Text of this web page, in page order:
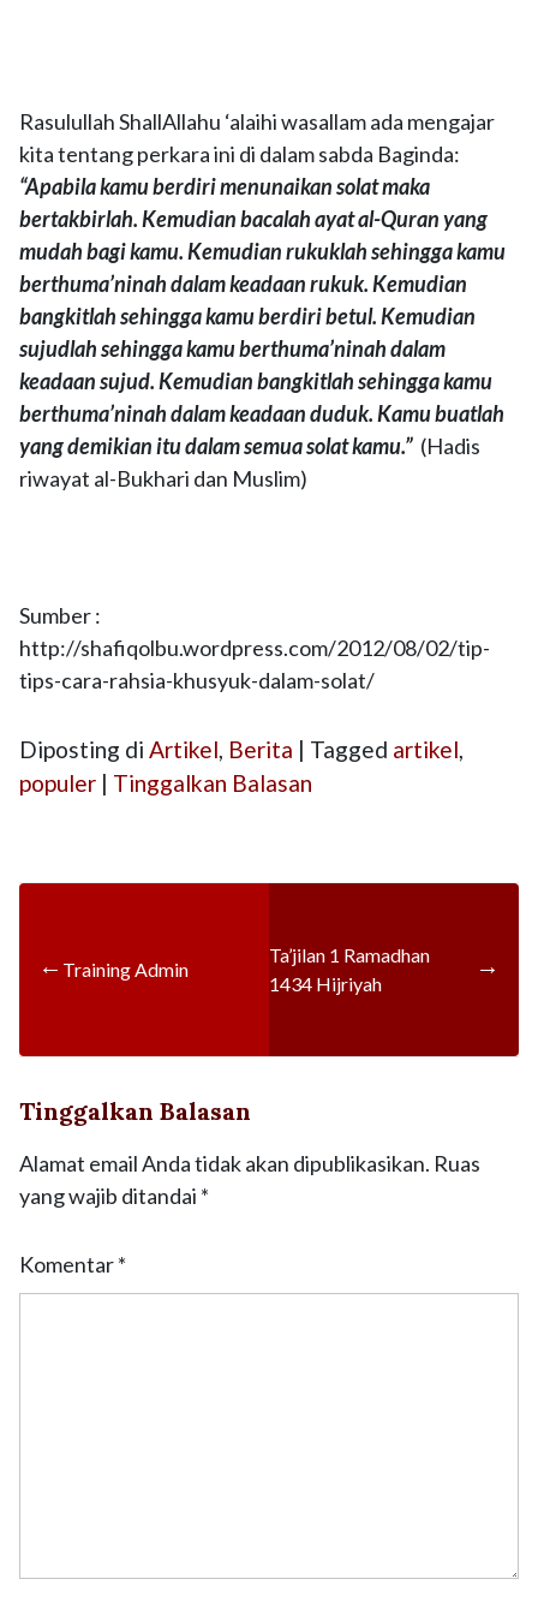
Rasulullah ShallAllahu ‘alaihi wasallam ada mengajar
kita tentang perkara ini di dalam sabda Baginda:
“Apabila kamu berdiri menunaikan solat maka
bertakbirlah. Kemudian bacalah ayat al-Quran yang
mudah bagi kamu. Kemudian rukuklah sehingga kamu
berthuma’ninah dalam keadaan rukuk. Kemudian
bangkitlah sehingga kamu berdiri betul. Kemudian
sujudlah sehingga kamu berthuma’ninah dalam
keadaan sujud. Kemudian bangkitlah sehingga kamu
berthuma’ninah dalam keadaan duduk. Kamu buatlah
yang demikian itu dalam semua solat kamu.” (Hadis
riwayat al-Bukhari dan Muslim)
Sumber :
http://shafiqolbu.wordpress.com/2012/08/02/tip-
tips-cara-rahsia-khusyuk-dalam-solat/
Diposting di Artikel, Berita | Tagged artikel,
populer | Tinggalkan Balasan
← Training Admin
Ta’jilan 1 Ramadhan
1434 Hijriyah
→
Tinggalkan Balasan
Alamat email Anda tidak akan dipublikasikan. Ruas
yang wajib ditandai *
Komentar*